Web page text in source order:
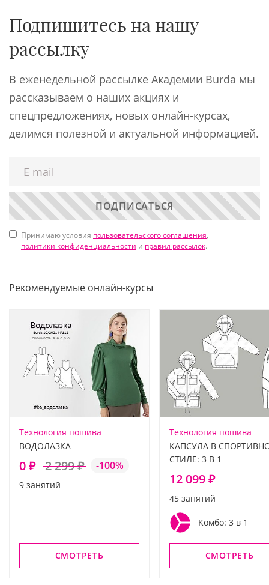
Подпишитесь на нашу
рассылку
В еженедельной рассылке Академии Burda мы
рассказываем о наших акциях и
спецпредложениях, новых онлайн-курсах,
делимся полезной и актуальной информацией.
ПОДПИСАТЬСЯ
Принимаю условия пользовательского соглашения,
политики конфиденциальности и правил рассылок.
Рекомендуемые онлайн-курсы
Технология пошива
ВОДОЛАЗКА
0 ₽ 2 299 ₽ -100%
9 занятий
СМОТРЕТЬ
Технология пошива
КАПСУЛА В
СТИЛЕ: 3 В 1
12 099 ₽
45 занятий
Комбо: 3 в 1
СМОТРЕТЬ